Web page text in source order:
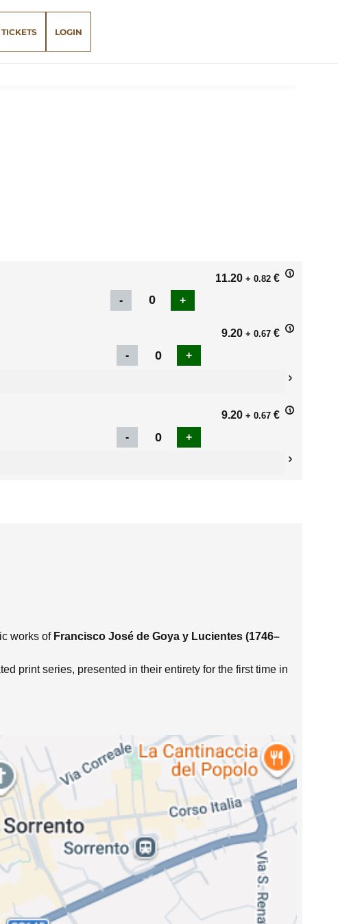
TICKETS LOGIN
11.20 + 0.82 €
9.20 + 0.67 €
9.20 + 0.67 €
works of Francisco José de Goya y Lucientes (1746–
print series, presented in their entirety for the first time in